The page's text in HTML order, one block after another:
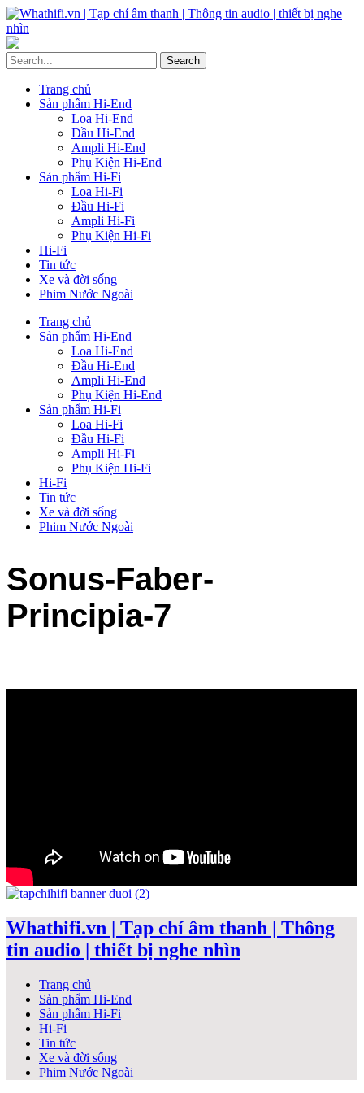
Trang chủ
Sản phẩm Hi-End
Loa Hi-End
Đầu Hi-End
Ampli Hi-End
Phụ Kiện Hi-End
Sản phẩm Hi-Fi
Loa Hi-Fi
Đầu Hi-Fi
Ampli Hi-Fi
Phụ Kiện Hi-Fi
Hi-Fi
Tin tức
Xe và đời sống
Phim Nước Ngoài
Trang chủ
Sản phẩm Hi-End
Loa Hi-End
Đầu Hi-End
Ampli Hi-End
Phụ Kiện Hi-End
Sản phẩm Hi-Fi
Loa Hi-Fi
Đầu Hi-Fi
Ampli Hi-Fi
Phụ Kiện Hi-Fi
Hi-Fi
Tin tức
Xe và đời sống
Phim Nước Ngoài
Sonus-Faber-
Principia-7
Whathifi.vn | Tạp chí âm thanh | Thông
tin audio | thiết bị nghe nhìn
Trang chủ
Sản phẩm Hi-End
Sản phẩm Hi-Fi
Hi-Fi
Tin tức
Xe và đời sống
Phim Nước Ngoài